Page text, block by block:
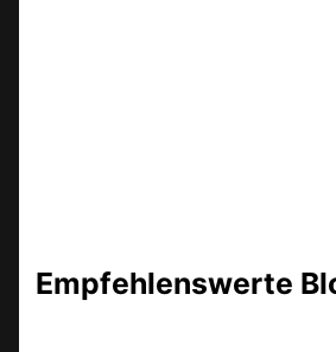
Empfehlenswerte